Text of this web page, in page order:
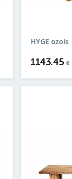
HYGE ozols
1143.45 €